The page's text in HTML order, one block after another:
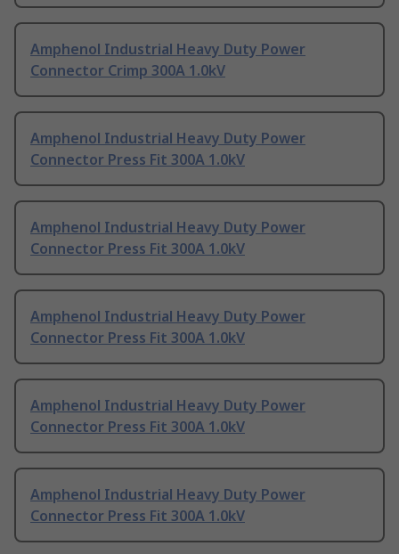
Amphenol Industrial Heavy Duty Power
Connector Crimp 300A 1.0kV
Amphenol Industrial Heavy Duty Power
Connector Press Fit 300A 1.0kV
Amphenol Industrial Heavy Duty Power
Connector Press Fit 300A 1.0kV
Amphenol Industrial Heavy Duty Power
Connector Press Fit 300A 1.0kV
Amphenol Industrial Heavy Duty Power
Connector Press Fit 300A 1.0kV
Amphenol Industrial Heavy Duty Power
Connector Press Fit 300A 1.0kV